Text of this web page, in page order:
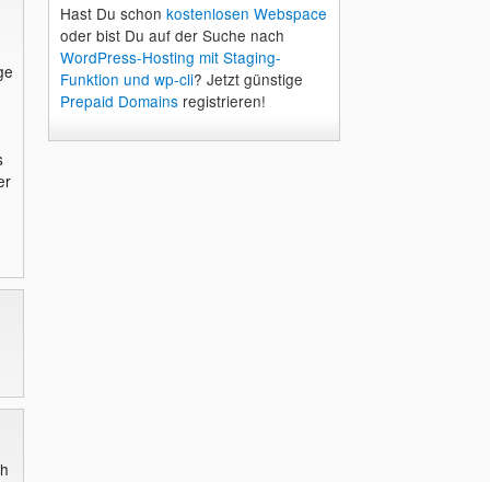
Hast Du schon kostenlosen Webspace
oder bist Du auf der Suche nach
WordPress-Hosting mit Staging-
Funktion und wp-cli? Jetzt günstige
Prepaid Domainsregistrieren!